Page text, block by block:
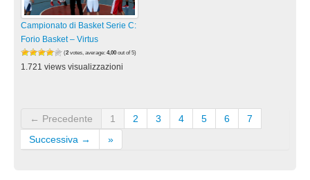
Campionato di Basket Serie C:
Forio Basket – Virtus
(2 votes, average: 4,00 out of 5)
1.721 views visualizzazioni
← Precedente 1 2 3 4 5 6
7
Successiva →
»